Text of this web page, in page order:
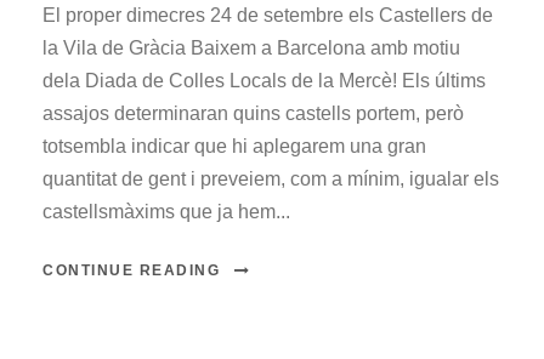
El proper dimecres 24 de setembre els Castellers de
la Vila de Gràcia Baixem a Barcelona amb motiu
dela Diada de Colles Locals de la Mercè! Els últims
assajos determinaran quins castells portem, però
totsembla indicar que hi aplegarem una gran
quantitat de gent i preveiem, com a mínim, igualar els
castellsmàxims que ja hem...
CONTINUE READING